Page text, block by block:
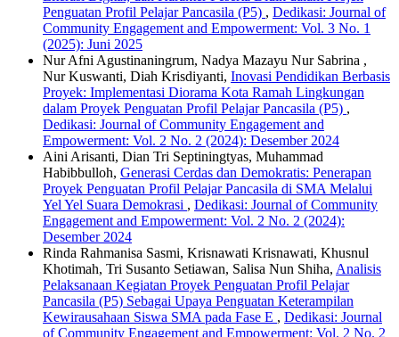
Penguatan Profil Pelajar Pancasila (P5) , Dedikasi: Journal of
Community Engagement and Empowerment: Vol. 3 No. 1
(2025): Juni 2025
Nur Afni Agustinaningrum, Nadya Mazayu Nur Sabrina ,
Nur Kuswanti, Diah Krisdiyanti, Inovasi Pendidikan Berbasis
Proyek: Implementasi Diorama Kota Ramah Lingkungan
dalam Proyek Penguatan Profil Pelajar Pancasila (P5) ,
Dedikasi: Journal of Community Engagement and
Empowerment: Vol. 2 No. 2 (2024): Desember 2024
Aini Arisanti, Dian Tri Septiningtyas, Muhammad
Habibbulloh, Generasi Cerdas dan Demokratis: Penerapan
Proyek Penguatan Profil Pelajar Pancasila di SMA Melalui
Yel Yel Suara Demokrasi , Dedikasi: Journal of Community
Engagement and Empowerment: Vol. 2 No. 2 (2024):
Desember 2024
Rinda Rahmanisa Sasmi, Krisnawati Krisnawati, Khusnul
Khotimah, Tri Susanto Setiawan, Salisa Nun Shiha, Analisis
Pelaksanaan Kegiatan Proyek Penguatan Profil Pelajar
Pancasila (P5) Sebagai Upaya Penguatan Keterampilan
Kewirausahaan Siswa SMA pada Fase E , Dedikasi: Journal
of Community Engagement and Empowerment: Vol. 2 No. 2